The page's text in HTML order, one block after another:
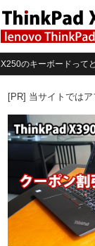
X250のキーボードって
[PR] 当サイトでは